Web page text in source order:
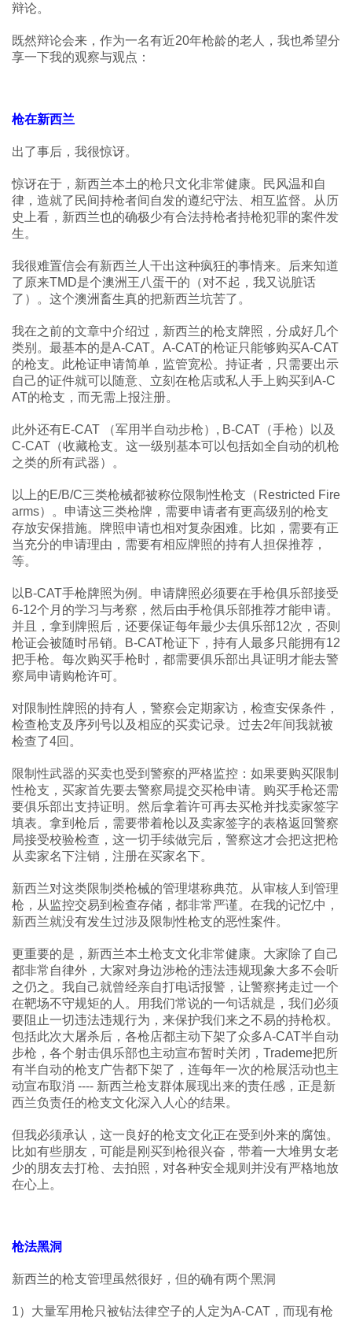
辩论。
既然辩论会来，作为一名有近20年枪龄的老人，我也希望分
享一下我的观察与观点：
枪在新西兰
出了事后，我很惊讶。
惊讶在于，新西兰本土的枪只文化非常健康。民风温和自
律，造就了民间持枪者间自发的遵纪守法、相互监督。从历
史上看，新西兰也的确极少有合法持枪者持枪犯罪的案件发
生。
我很难置信会有新西兰人干出这种疯狂的事情来。后来知道
了原来TMD是个澳洲王八蛋干的（对不起，我又说脏话
了）。这个澳洲畜生真的把新西兰坑苦了。
我在之前的文章中介绍过，新西兰的枪支牌照，分成好几个
类别。最基本的是A-CAT。A-CAT的枪证只能够购买A-CAT
的枪支。此枪证申请简单，监管宽松。持证者，只需要出示
自己的证件就可以随意、立刻在枪店或私人手上购买到A-C
AT的枪支，而无需上报注册。
此外还有E-CAT （军用半自动步枪）, B-CAT（手枪）以及
C-CAT（收藏枪支。这一级别基本可以包括如全自动的机枪
之类的所有武器）。
以上的E/B/C三类枪械都被称位限制性枪支（Restricted Fire
arms）。申请这三类枪牌，需要申请者有更高级别的枪支
存放安保措施。牌照申请也相对复杂困难。比如，需要有正
当充分的申请理由，需要有相应牌照的持有人担保推荐，
等。
以B-CAT手枪牌照为例。申请牌照必须要在手枪俱乐部接受
6-12个月的学习与考察，然后由手枪俱乐部推荐才能申请。
并且，拿到牌照后，还要保证每年最少去俱乐部12次，否则
枪证会被随时吊销。B-CAT枪证下，持有人最多只能拥有12
把手枪。每次购买手枪时，都需要俱乐部出具证明才能去警
察局申请购枪许可。
对限制性牌照的持有人，警察会定期家访，检查安保条件，
检查枪支及序列号以及相应的买卖记录。过去2年间我就被
检查了4回。
限制性武器的买卖也受到警察的严格监控：如果要购买限制
性枪支，买家首先要去警察局提交买枪申请。购买手枪还需
要俱乐部出支持证明。然后拿着许可再去买枪并找卖家签字
填表。拿到枪后，需要带着枪以及卖家签字的表格返回警察
局接受校验检查，这一切手续做完后，警察这才会把这把枪
从卖家名下注销，注册在买家名下。
新西兰对这类限制类枪械的管理堪称典范。从审核人到管理
枪，从监控交易到检查存储，都非常严谨。在我的记忆中，
新西兰就没有发生过涉及限制性枪支的恶性案件。
更重要的是，新西兰本土枪支文化非常健康。大家除了自己
都非常自律外，大家对身边涉枪的违法违规现象大多不会听
之仍之。我自己就曾经亲自打电话报警，让警察拷走过一个
在靶场不守规矩的人。用我们常说的一句话就是，我们必须
要阻止一切违法违规行为，来保护我们来之不易的持枪权。
包括此次大屠杀后，各枪店都主动下架了众多A-CAT半自动
步枪，各个射击俱乐部也主动宣布暂时关闭，Trademe把所
有半自动的枪支广告都下架了，连每年一次的枪展活动也主
动宣布取消 ---- 新西兰枪支群体展现出来的责任感，正是新
西兰负责任的枪支文化深入人心的结果。
但我必须承认，这一良好的枪支文化正在受到外来的腐蚀。
比如有些朋友，可能是刚买到枪很兴奋，带着一大堆男女老
少的朋友去打枪、去拍照，对各种安全规则并没有严格地放
在心上。
枪法黑洞
新西兰的枪支管理虽然很好，但的确有两个黑洞
1）大量军用枪只被钻法律空子的人定为A-CAT，而现有枪